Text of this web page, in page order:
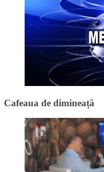
Cafeaua de dimineață